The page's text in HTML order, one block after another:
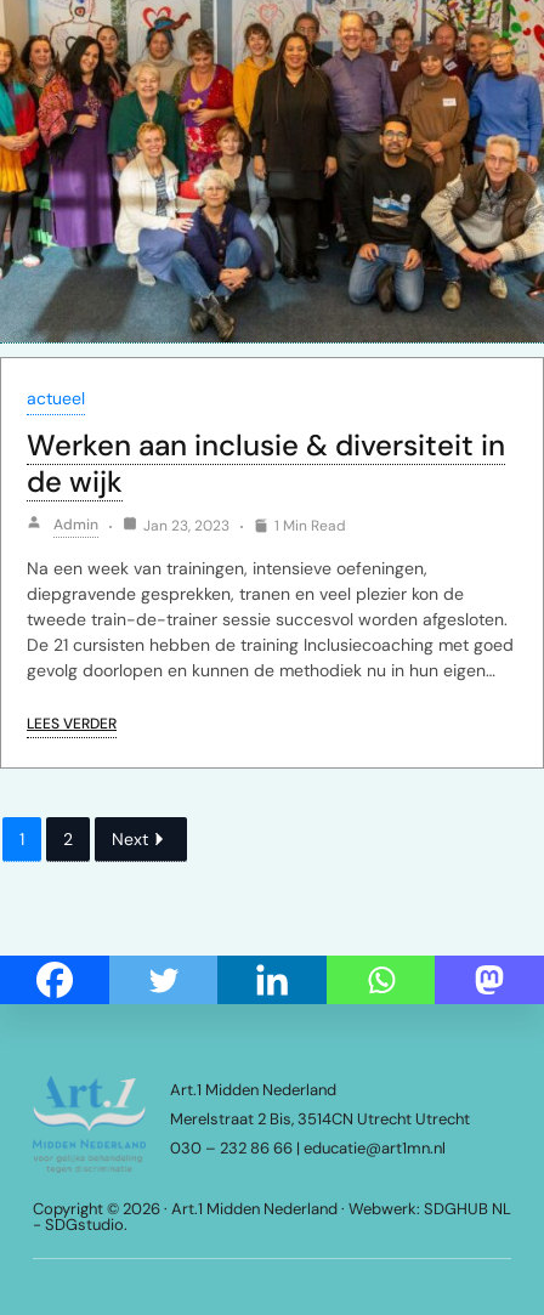
actueel
Werken aan inclusie & diversiteit in
de wijk
Admin Jan 23, 2023 1 Min Read
Na een week van trainingen, intensieve oefeningen,
diepgravende gesprekken, tranen en veel plezier kon de
tweede train-de-trainer sessie succesvol worden afgesloten.
De 21 cursisten hebben de training Inclusiecoaching met goed
gevolg doorlopen en kunnen de methodiek nu in hun eigen…
LEES VERDER
1 2 Next
Footer
Art.1 Midden Nederland
Merelstraat 2 Bis, 3514CN Utrecht Utrecht
030 – 232 86 66 | educatie@art1mn.nl
Copyright © 2026 · Art.1 Midden Nederland· Webwerk: SDGHUB NL
- SDGstudio.